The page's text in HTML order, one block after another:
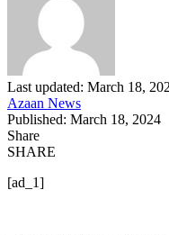
Last updated: March 18,
Azaan News
Published: March 18, 2024
Share
SHARE
[ad_1]